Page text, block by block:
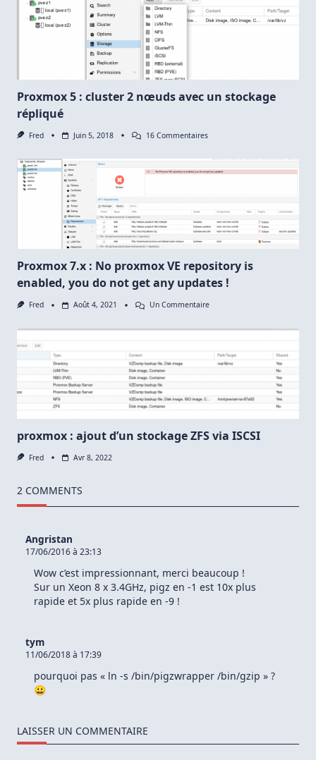
Proxmox 5 : cluster 2 nœuds avec un stockage
répliqué
Fred Juin 5, 2018 16 CommentairesSur
Cluster
Avec
Un
Stockage
Répliqué
Proxmox 7.x : No proxmox VE repository is
enabled, you do not get any updates !
Fred Août 4, 2021 Un CommentaireSur
Proxmox
Enabled,
Do
Not
Get
proxmox : ajout d’un stockage ZFS via ISCSI
Fred Avr 8, 2022
2 COMMENTS
Angristan
17/06/2016 à 23:13
Wow c’est impressionnant, merci beaucoup !
Sur un Xeon 8 x 3.4GHz, pigz en -1 est 10x plus
rapide et 5x plus rapide en -9 !
tym
11/06/2018 à 17:39
pourquoi pas « ln -s /bin/pigzwrapper /bin/gzip » ?
😀
LAISSER UN COMMENTAIRE